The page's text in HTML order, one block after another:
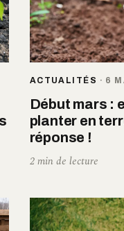
ACTUALITÉS · 6
Début mars :
planter en
réponse !
2 min de lecture